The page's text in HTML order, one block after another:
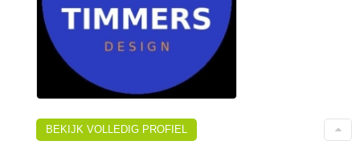
BEKIJK VOLLEDIG PROFIEL